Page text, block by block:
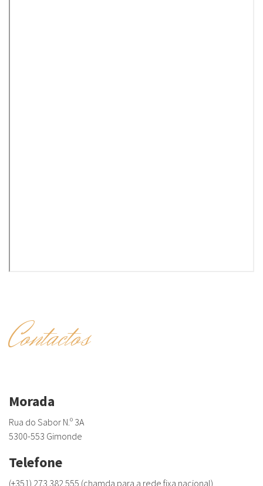
Contactos
Morada
Rua do Sabor N.º 3A
5300-553 Gimonde
Telefone
(+351) 273 382 555 (chamda para a rede fixa nacional)